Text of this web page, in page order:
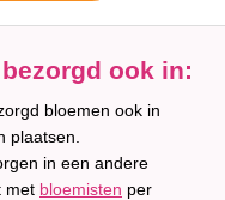
ook in:
bloemen ook in
plaatsen.
in een andere
met bloemisten per